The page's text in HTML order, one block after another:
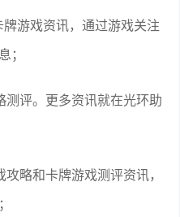
游戏资讯，通过游戏关注
；
评。更多资讯就在光环助
略和卡牌游戏测评资讯，